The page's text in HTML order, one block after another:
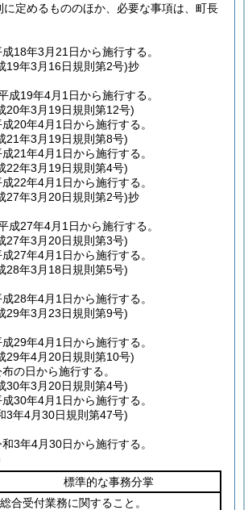
に定めるもののほか、必要な事項は、町長
18年3月21日から施行する。
19年3月16日規則第2号)抄
成19年4月1日から施行する。
20年3月19日規則第12号)
20年4月1日から施行する。
21年3月19日規則第8号)
21年4月1日から施行する。
22年3月19日規則第4号)
22年4月1日から施行する。
27年3月20日規則第2号)抄
成27年4月1日から施行する。
27年3月20日規則第3号)
27年4月1日から施行する。
28年3月18日規則第5号)
28年4月1日から施行する。
29年3月23日規則第9号)
29年4月1日から施行する。
29年4月20日規則第10号)
の日から施行する。
30年3月20日規則第4号)
30年4月1日から施行する。
3年4月30日規則第47号)
3年4月30日から施行する。
標準的な事務分掌
総合受付業務に関すること。